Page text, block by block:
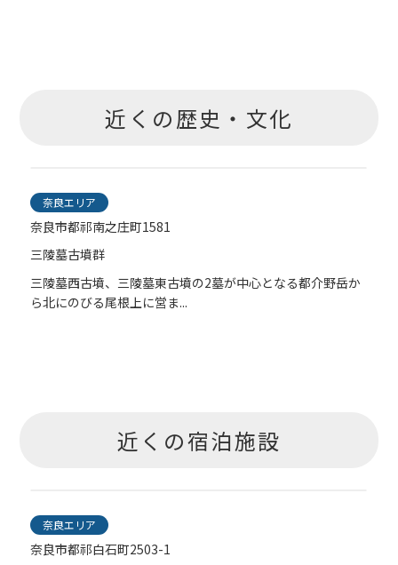
近くの歴史・文化
奈良エリア
奈良市都祁南之庄町1581
三陵墓古墳群
三陵墓西古墳、三陵墓東古墳の2墓が中心となる都介野岳か
ら北にのびる尾根上に営ま...
近くの宿泊施設
奈良エリア
奈良市都祁白石町2503-1